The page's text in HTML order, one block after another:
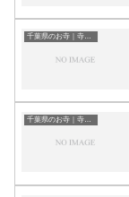
千葉県のお寺｜寺院一覧
千葉県のお寺｜寺院一覧